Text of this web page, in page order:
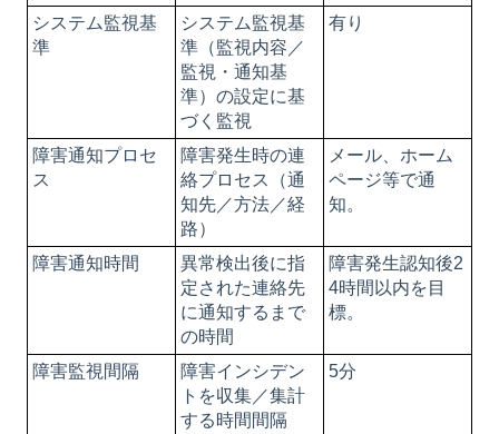
システム監視基
準
システム監視基
準（監視内容／
監視・通知基
準）の設定に基
づく監視
有り
障害通知プロセ
ス
障害発生時の連
絡プロセス（通
知先／方法／経
路）
メール、ホーム
ページ等で通
知。
障害通知時間
異常検出後に指
定された連絡先
に通知するまで
の時間
障害発生認知後2
4時間以内を目
標。
障害監視間隔
障害インシデン
トを収集／集計
する時間間隔
5分